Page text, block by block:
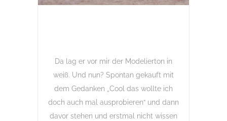
Da lag er vor mir der Modelierton in
weiß. Und nun? Spontan gekauft mit
dem Gedanken „Cool das wollte ich
doch auch mal ausprobieren“ und dann
davor stehen und erstmal nicht wissen